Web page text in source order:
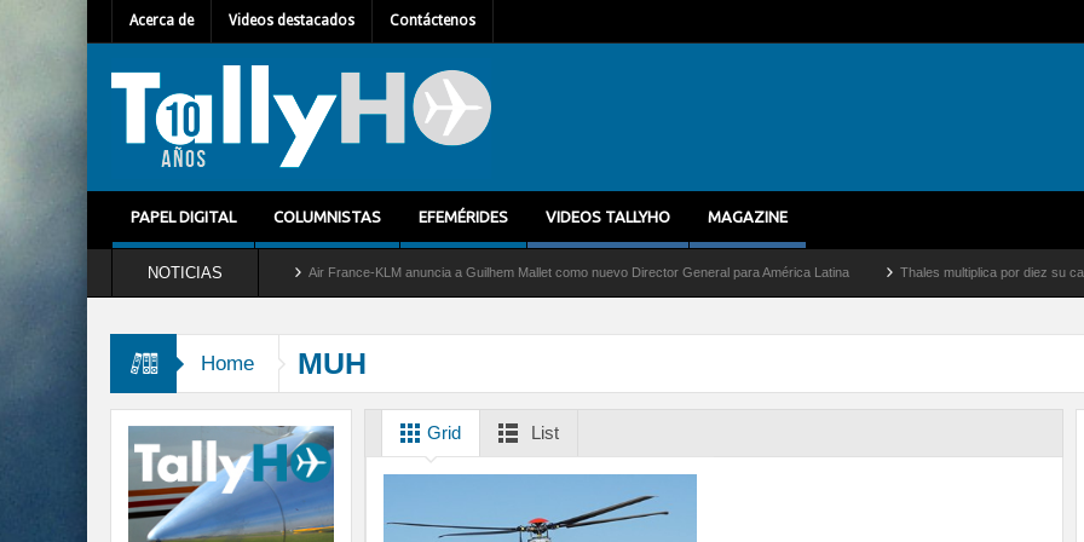
Acerca de Videos destacados Contáctenos
PAPEL DIGITAL COLUMNISTAS EFEMÉRIDES VIDEOS TALLYHO MAGAZINE
NOTICIAS
del servicio al C-2 Greyhound Air France-KLM anuncia a Guilhem Mallet como nuevo Director General para América Latina Thales multiplica por diez su capacidad
Home MUH
Grid List